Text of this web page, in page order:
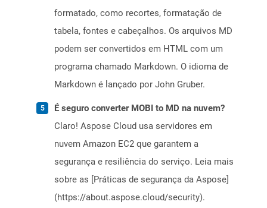
formatado, como recortes, formatação de
tabela, fontes e cabeçalhos. Os arquivos MD
podem ser convertidos em HTML com um
programa chamado Markdown. O idioma de
Markdown é lançado por John Gruber.
É seguro converter MOBI to MD na nuvem?
Claro! Aspose Cloud usa servidores em
nuvem Amazon EC2 que garantem a
segurança e resiliência do serviço. Leia mais
sobre as [Práticas de segurança da Aspose]
(https://about.aspose.cloud/security).